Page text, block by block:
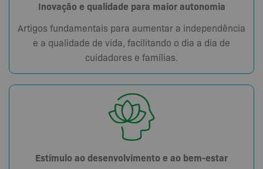
Inovação e qualidade para maior autonomia
Artigos fundamentais para aumentar a independência
e a qualidade de vida, facilitando o dia a dia de
cuidadores e famílias.
Estímulo ao desenvolvimento e ao bem-estar